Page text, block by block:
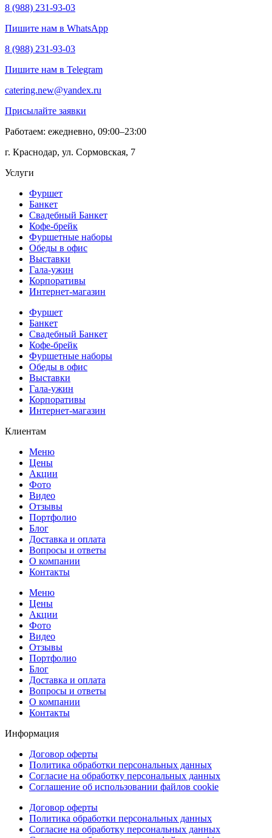
8 (988) 231-93-03
Пишите нам в WhatsApp
8 (988) 231-93-03
Пишите нам в Telegram
catering.new@yandex.ru
Присылайте заявки
Работаем: ежедневно, 09:00–23:00
г. Краснодар, ул. Сормовская, 7
Услуги
Фуршет
Банкет
Свадебный Банкет
Кофе-брейк
Фуршетные наборы
Обеды в офис
Выставки
Гала-ужин
Корпоративы
Интернет-магазин
Фуршет
Банкет
Свадебный Банкет
Кофе-брейк
Фуршетные наборы
Обеды в офис
Выставки
Гала-ужин
Корпоративы
Интернет-магазин
Клиентам
Меню
Цены
Акции
Фото
Видео
Отзывы
Портфолио
Блог
Доставка и оплата
Вопросы и ответы
О компании
Контакты
Меню
Цены
Акции
Фото
Видео
Отзывы
Портфолио
Блог
Доставка и оплата
Вопросы и ответы
О компании
Контакты
Информация
Договор оферты
Политика обработки персональных данных
Согласие на обработку персональных данных
Соглашение об использовании файлов cookie
Договор оферты
Политика обработки персональных данных
Согласие на обработку персональных данных